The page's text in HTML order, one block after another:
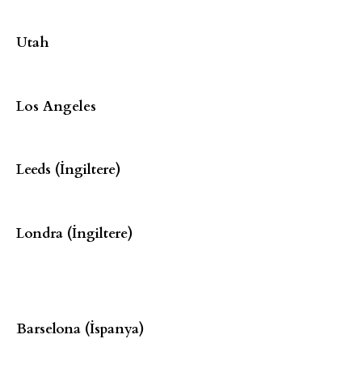
Utah
Los Angeles
Leeds (İngiltere)
Londra (İngiltere)
Barselona (İspanya)